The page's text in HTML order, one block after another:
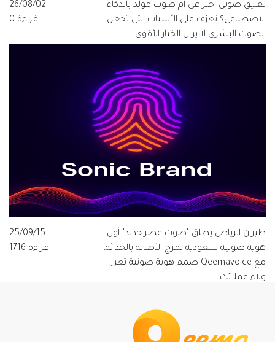
تعليق صوتي احترافي أم صوت مولّد بالذكاء
الاصطناعي؟ تعرّف على الأسباب التي تجعل
الصوت البشري لا يزال الخيار الأقوى
تتبنى قيمة فويس شعار "الصوت الذي
26/08/02
قراءة 0
طيران الرياض يطلق "صوت عصر جديد" أول
هوية صوتية سعودية تمزج الأصالة بالحداثة،
مع Qeemavoice صمم هوية صوتية تعزز
ولاء عملائك.
25/09/15
قراءة 1716